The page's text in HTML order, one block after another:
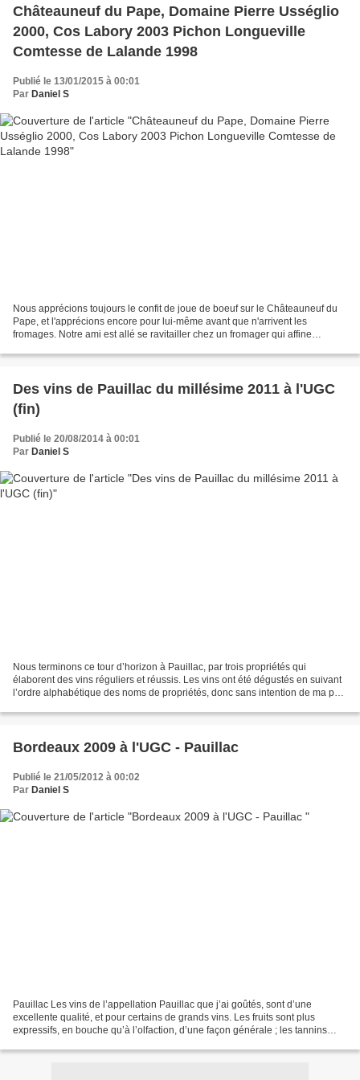
Châteauneuf du Pape, Domaine Pierre Usséglio
2000, Cos Labory 2003 Pichon Longueville
Comtesse de Lalande 1998
Publié le 13/01/2015 à 00:01
Par Daniel S
Nous apprécions toujours le confit de joue de boeuf sur le Châteauneuf du
Pape, et l'apprécions encore pour lui-même avant que n'arrivent les
fromages. Notre ami est allé se ravitailler chez un fromager qui affine
Des vins de Pauillac du millésime 2011 à l'UGC
(fin)
Publié le 20/08/2014 à 00:01
Par Daniel S
Nous terminons ce tour d’horizon à Pauillac, par trois propriétés qui
élaborent des vins réguliers et réussis. Les vins ont été dégustés en suivant
l’ordre alphabétique des noms de propriétés, donc sans intention de ma part
Bordeaux 2009 à l'UGC - Pauillac
Publié le 21/05/2012 à 00:02
Par Daniel S
Pauillac Les vins de l’appellation Pauillac que j’ai goûtés, sont d’une
excellente qualité, et pour certains de grands vins. Les fruits sont plus
expressifs, en bouche qu’à l’olfaction, d’une façon générale ; les tannins